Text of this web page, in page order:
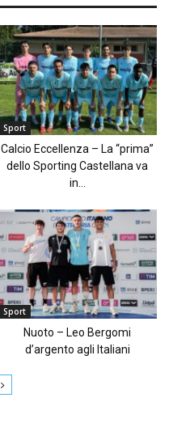
Sport
Calcio Eccellenza – La “prima”
dello Sporting Castellana va
in...
Sport
Nuoto – Leo Bergomi
d’argento agli Italiani